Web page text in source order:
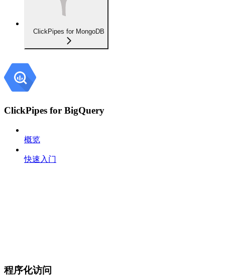
ClickPipes for MongoDB
ClickPipes for BigQuery
概览
快速入门
程序化访问